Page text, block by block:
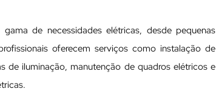
de necessidades elétricas, desde pequenas
oferecem serviços como instalação de
de iluminação, manutenção de quadros elétricos e